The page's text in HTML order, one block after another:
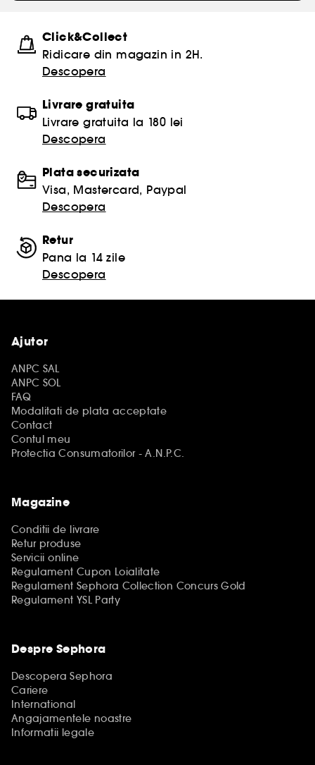
Click&Collect
Ridicare din magazin in 2H.
Descopera
Livrare gratuita
Livrare gratuita la 180 lei
Descopera
Plata securizata
Visa, Mastercard, Paypal
Descopera
Retur
Pana la 14 zile
Descopera
Ajutor
ANPC SAL
ANPC SOL
FAQ
Modalitati de plata acceptate
Contact
Contul meu
Protectia Consumatorilor - A.N.P.C.
Magazine
Conditii de livrare
Retur produse
Servicii online
Regulament Cupon Loialitate
Regulament Sephora Collection Concurs Gold
Regulament YSL Party
Despre Sephora
Descopera Sephora
Cariere
International
Angajamentele noastre
Informatii legale